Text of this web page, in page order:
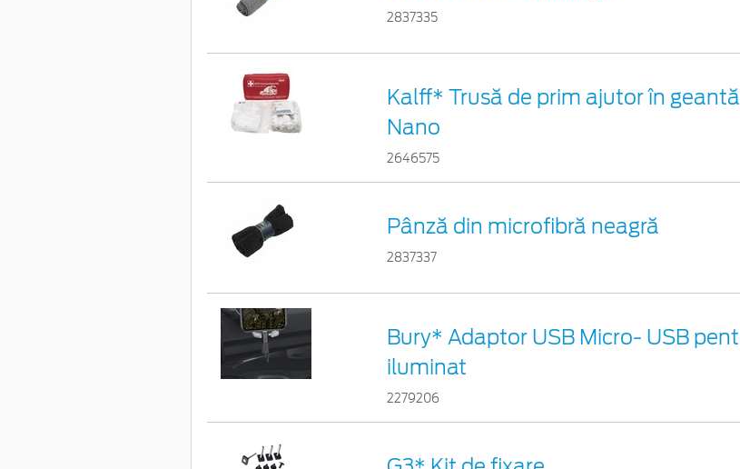
2837335
Kalff* Trusă de prim ajutor în
Nano
2646575
Pânză din microfibră neagră
2837337
Bury* Adaptor USB Micro- USB
iluminat
2279206